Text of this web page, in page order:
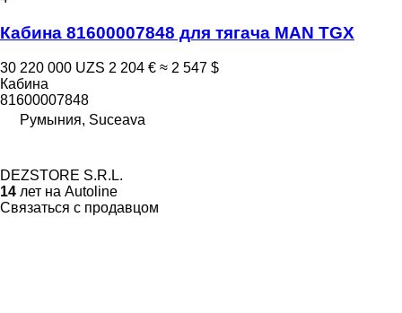
Кабина 81600007848 для тягача MAN TGX
30 220 000 UZS 2 204 € ≈ 2 547 $
Кабина
81600007848
Румыния, Suceava
DEZSTORE S.R.L.
14 лет на Autoline
Связаться с продавцом